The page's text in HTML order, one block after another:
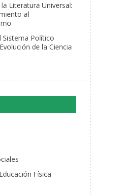
Literatura Universal:
al
Sistema Político
de la Ciencia
Física